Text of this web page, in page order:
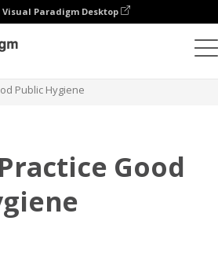
Visual Paradigm Desktop
Public Hygiene
Good